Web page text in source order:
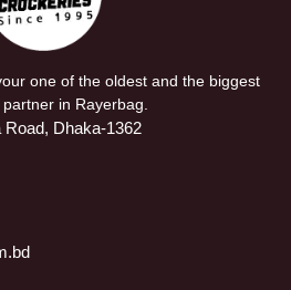
one of the oldest and the biggest
in Rayerbag.
Road, Dhaka-1362